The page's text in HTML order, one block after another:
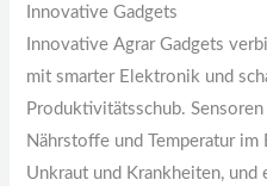
Innovative Gadgets
Innovative Agrar Gadgets
mit smarter Elektronik und
Produktivitätsschub.
Nährstoffe und Temperatur im
Unkraut und Krankheiten, und